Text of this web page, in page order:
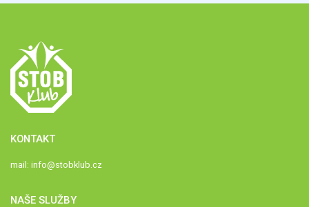
KONTAKT
mail: info@stobklub.cz
NAŠE SLUŽBY